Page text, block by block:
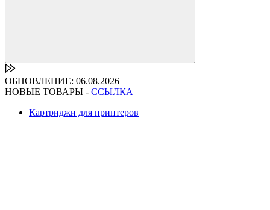
ОБНОВЛЕНИЕ: 06.08.2026
НОВЫЕ ТОВАРЫ - ССЫЛКА
Картриджи для принтеров